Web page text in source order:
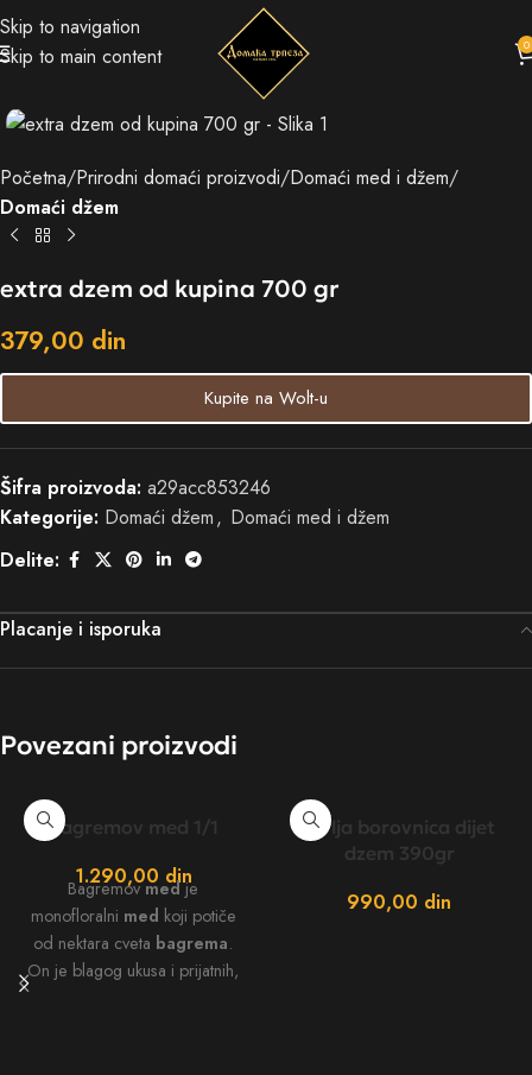
Skip to navigation
Skip to main content
0
Početna Prirodni domaći proizvodi Domaći med i džem
Domaći džem
extra dzem od kupina 700 gr
379,00 din
Kupite na Wolt-u
Šifra proizvoda: a29acc853246
Kategorije: Domaći džem, Domaći med i džem
Delite:
Placanje i isporuka
Povezani proizvodi
bagremov med 1/1
1.290,00 din
Bagremovmedje
monofloralni med koji potiče
od nektara cveta bagrema.
On je blagog ukusa i prijatnih,
divlja borovnica dijet
dzem 390gr
990,00 din